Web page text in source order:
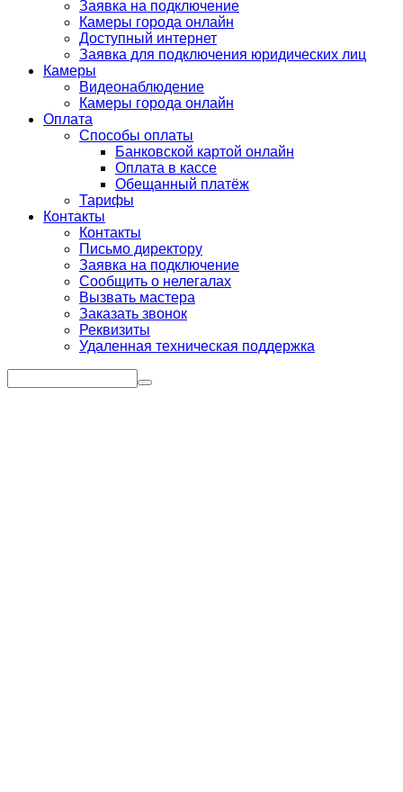
Заявка на подключение
Камеры города онлайн
Доступный интернет
Заявка для подключения юридических лиц
Камеры
Видеонаблюдение
Камеры города онлайн
Оплата
Способы оплаты
Банковской картой онлайн
Оплата в кассе
Обещанный платёж
Тарифы
Контакты
Контакты
Письмо директору
Заявка на подключение
Сообщить о нелегалах
Вызвать мастера
Заказать звонок
Реквизиты
Удаленная техническая поддержка